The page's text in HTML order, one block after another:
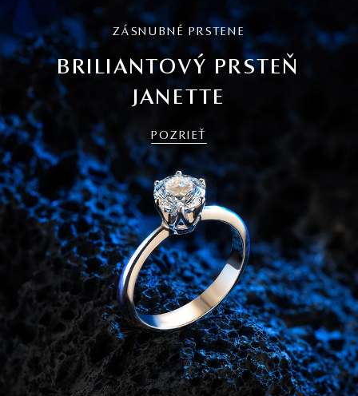
ZÁSNUBNÉ PRSTENE
BRILIANTOVÝ PRSTEŇ
JANETTE
POZRIEŤ